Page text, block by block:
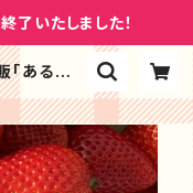
了いたしました！
あるよ」